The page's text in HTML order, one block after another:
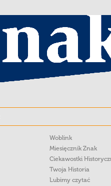
Woblink
Miesięcznik Znak
Ciekawostki
Twoja Historia
Lubimy czytać